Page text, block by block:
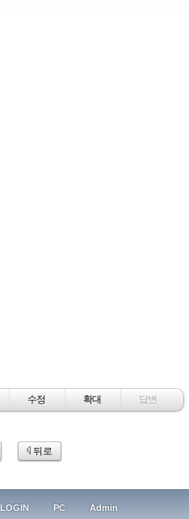
수정 확대 답변
뒤로
LOGIN PC Admin